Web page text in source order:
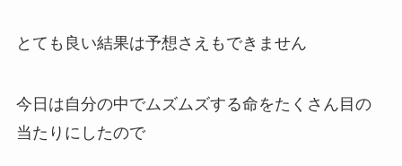
とても良い結果は予想さえもできません
今日は自分の中でムズムズする命をたくさん目の
当たりにしたので